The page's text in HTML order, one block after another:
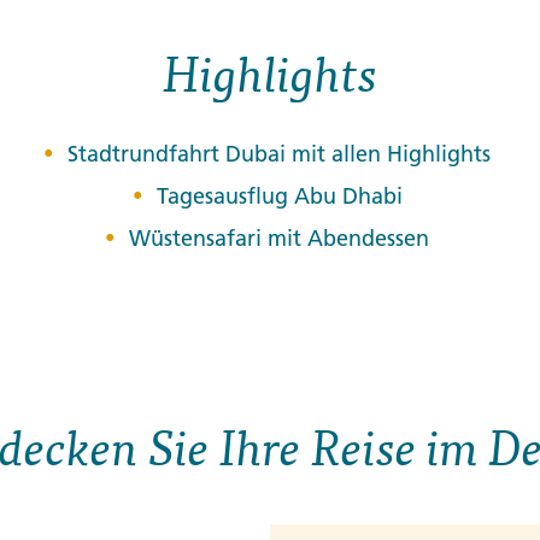
Highlights
Stadtrundfahrt Dubai mit allen Highlights
Tagesausflug Abu Dhabi
Wüstensafari mit Abendessen
Sie Ihre Reise im